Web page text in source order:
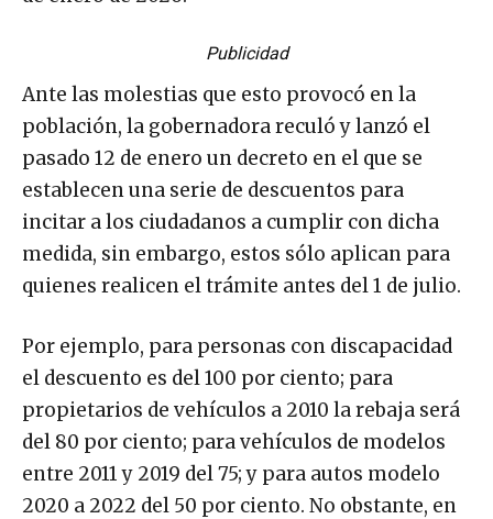
Publicidad
Ante las molestias que esto provocó en la
población, la gobernadora reculó y lanzó el
pasado 12 de enero un decreto en el que se
establecen una serie de descuentos para
incitar a los ciudadanos a cumplir con dicha
medida, sin embargo, estos sólo aplican para
quienes realicen el trámite antes del 1 de julio.
Por ejemplo, para personas con discapacidad
el descuento es del 100 por ciento; para
propietarios de vehículos a 2010 la rebaja será
del 80 por ciento; para vehículos de modelos
entre 2011 y 2019 del 75; y para autos modelo
2020 a 2022 del 50 por ciento. No obstante, en